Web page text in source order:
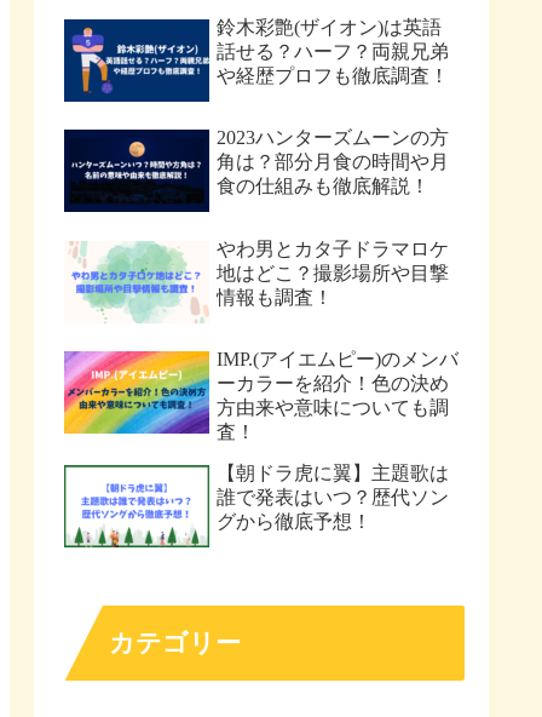
鈴木彩艶(ザイオン)は英語
話せる？ハーフ？両親兄弟
や経歴プロフも徹底調査！
2023ハンターズムーンの方
角は？部分月食の時間や月
食の仕組みも徹底解説！
やわ男とカタ子ドラマロケ
地はどこ？撮影場所や目撃
情報も調査！
IMP.(アイエムピー)のメンバ
ーカラーを紹介！色の決め
方由来や意味についても調
査！
【朝ドラ虎に翼】主題歌は
誰で発表はいつ？歴代ソン
グから徹底予想！
カテゴリー